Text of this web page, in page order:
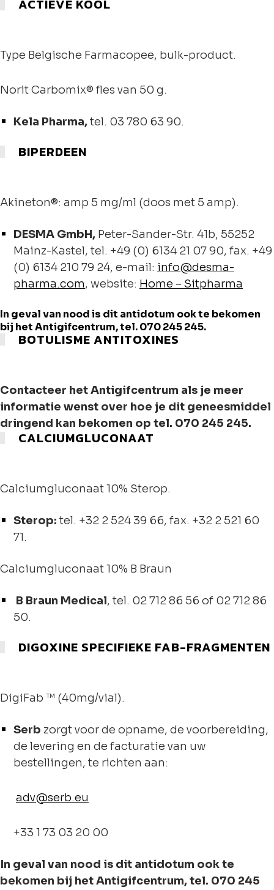
ACTIEVE KOOL
Type Belgische Farmacopee, bulk-product.
Norit Carbomix® fles van 50 g.
Kela Pharma,tel. 03 780 63 90.
BIPERDEEN
Akineton®: amp 5 mg/ml (doos met 5 amp).
DESMA GmbH, Peter-Sander-Str. 41b, 55252
Mainz-Kastel, tel. +49 (0) 6134 21 07 90, fax. +49
(0) 6134 210 79 24, e-mail: info@desma-
pharma.com, website: Home – Sitpharma
In geval van nood is dit antidotum ook te bekomen
bij het Antigifcentrum, tel. 070 245 245.
BOTULISME ANTITOXINES
Contacteer het Antigifcentrum als je meer
informatie wenst over hoe je dit geneesmiddel
dringend kan bekomen op tel. 070 245 245.
CALCIUMGLUCONAAT
Calciumgluconaat 10% Sterop.
Sterop: tel. +32 2 524 39 66, fax. +32 2 521 60
71.
Calciumgluconaat 10% B Braun
B Braun Medical, tel. 02 712 86 56 of 02 712 86
50.
DIGOXINE SPECIFIEKE FAB-FRAGMENTEN
DigiFab ™ (40mg/vial).
Serb zorgt voor de opname, de voorbereiding,
de levering en de facturatie van uw
bestellingen, te richten aan:
adv@serb.eu
+33 1 73 03 20 00
In geval van nood is dit antidotum ook te
bekomen bij het Antigifcentrum, tel. 070 245